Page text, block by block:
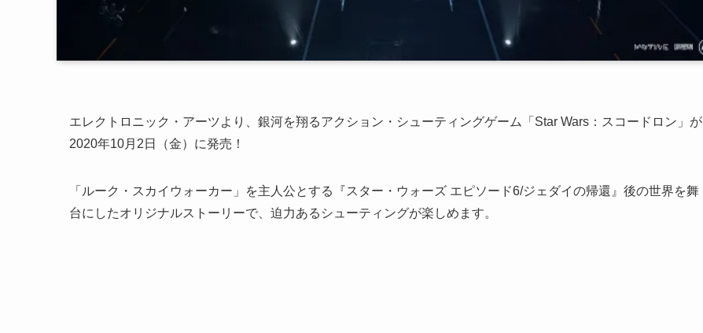
エレクトロニック・アーツより、銀河を翔るアクション・シューティングゲーム「Star Wars：スコードロン」が
2020年10月2日（金）に発売！
「ルーク・スカイウォーカー」を主人公とする『スター・ウォーズ エピソード6/ジェダイの帰還』後の世界を舞
台にしたオリジナルストーリーで、迫力あるシューティングが楽しめます。